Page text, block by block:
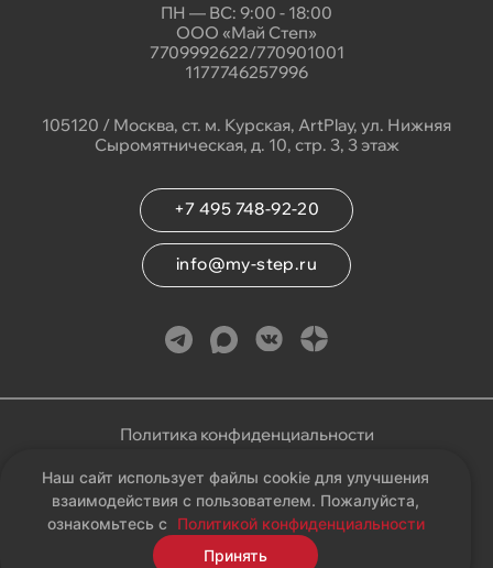
ПН — ВС: 9:00 - 18:00
ООО «Май Степ»
7709992622/770901001
1177746257996
105120 / Москва, ст. м. Курская, ArtPlay, ул. Нижняя
Сыромятническая, д. 10, стр. 3, 3 этаж
+7 495 748-92-20
info@my-step.ru
Политика конфиденциальности
Соглашение на обработку персональных данных
Карта сайта
Наш сайт использует файлы cookie для улучшения
взаимодействия с пользователем. Пожалуйста,
ознакомьтесь с
Политикой конфиденциальности
Принять